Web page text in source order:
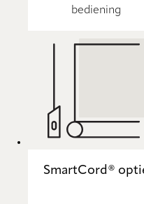
bediening
SmartCord®